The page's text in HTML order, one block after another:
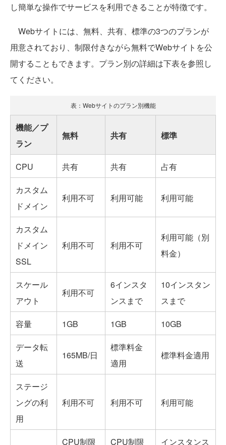
し簡単な操作でサービスを利用できることが特徴です。
Webサイトには、無料、共有、標準の3つのプランが
用意されており、制限付きながら無料でWebサイトを公
開することもできます。プラン別の詳細は下表を参照し
てください。
表：Webサイトのプラン別機能
機能／プ
ラン
無料 共有 標準
CPU 共有 共有
占有
カスタム
ドメイン
利用不可 利用可能 利用可能
カスタム
ドメイン
SSL
利用不可 利用不可
利用可能（別
料金）
スケール
アウト
利用不可
6インスタ
ンスまで
10インスタン
スまで
容量
1GB 1GB
10GB
データ転
送
165MB/日
標準料金
適用
標準料金適用
ステージ
ングの利
用
利用不可 利用不可 利用可能
CPU制限 CPU制限 インスタンス